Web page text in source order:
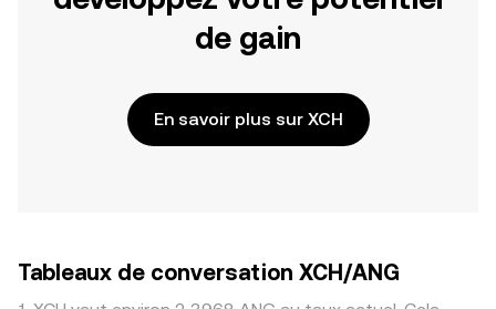
de gain
En savoir plus sur XCH
Tableaux de conversation XCH/ANG